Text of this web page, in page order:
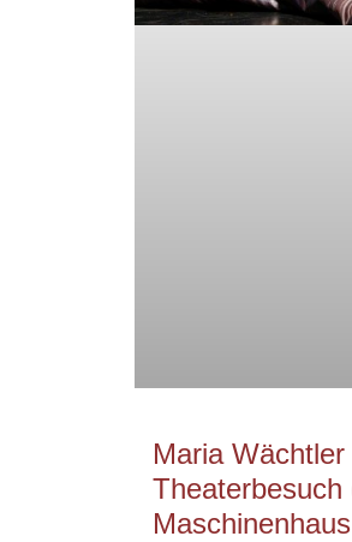
Maria